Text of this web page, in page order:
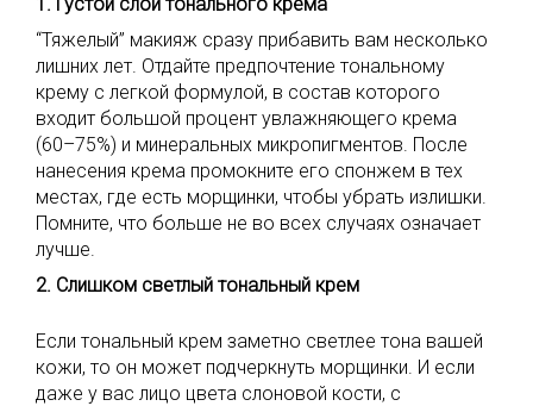
“Тяжелый” макияж сразу прибавить вам несколько
лишних лет. Отдайте предпочтение тональному
крему с легкой формулой, в состав которого
входит большой процент увлажняющего крема
(60–75%) и минеральных микропигментов. После
нанесения крема промокните его спонжем в тех
местах, где есть морщинки, чтобы убрать излишки.
Помните, что больше не во всех случаях означает
лучше.
2. Слишком светлый тональный крем
Если тональный крем заметно светлее тона вашей
кожи, то он может подчеркнуть морщинки. И если
даже у вас лицо цвета слоновой кости, с